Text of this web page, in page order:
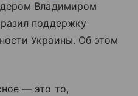
Владимиром
поддержку
Украины. Об этом
— это то,